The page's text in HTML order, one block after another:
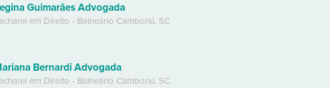
Guimarães Advogada
em Direito - Balneário Camboriú, SC
Bernardi Advogada
em Direito - Balneário Camboriú, SC